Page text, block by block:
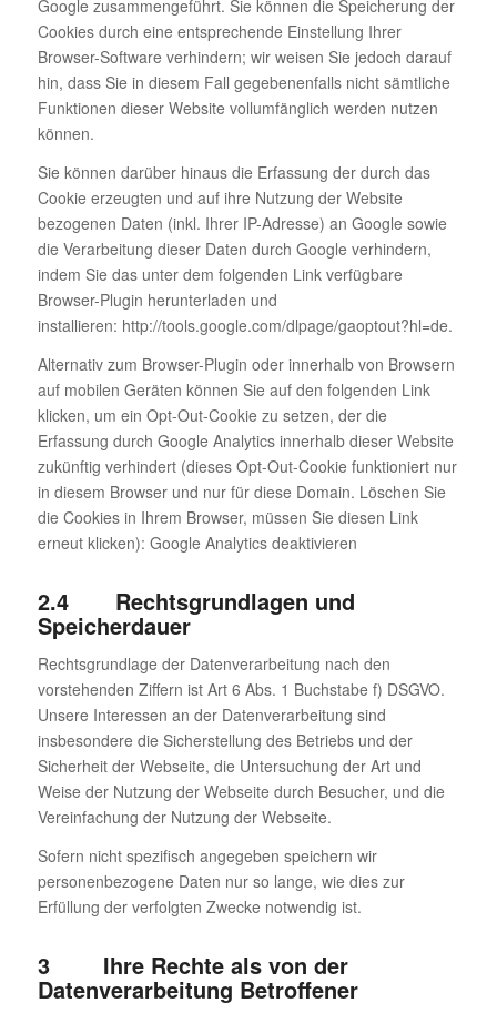
Google zusammengeführt. Sie können die Speicherung der
Cookies durch eine entsprechende Einstellung Ihrer
Browser-Software verhindern; wir weisen Sie jedoch darauf
hin, dass Sie in diesem Fall gegebenenfalls nicht sämtliche
Funktionen dieser Website vollumfänglich werden nutzen
können.
Sie können darüber hinaus die Erfassung der durch das
Cookie erzeugten und auf ihre Nutzung der Website
bezogenen Daten (inkl. Ihrer IP-Adresse) an Google sowie
die Verarbeitung dieser Daten durch Google verhindern,
indem Sie das unter dem folgenden Link verfügbare
Browser-Plugin herunterladen und
installieren: http://tools.google.com/dlpage/gaoptout?hl=de.
Alternativ zum Browser-Plugin oder innerhalb von Browsern
auf mobilen Geräten können Sie auf den folgenden Link
klicken, um ein Opt-Out-Cookie zu setzen, der die
Erfassung durch Google Analytics innerhalb dieser Website
zukünftig verhindert (dieses Opt-Out-Cookie funktioniert nur
in diesem Browser und nur für diese Domain. Löschen Sie
die Cookies in Ihrem Browser, müssen Sie diesen Link
erneut klicken): Google Analytics deaktivieren
2.4 Rechtsgrundlagen und
Speicherdauer
Rechtsgrundlage der Datenverarbeitung nach den
vorstehenden Ziffern ist Art 6 Abs. 1 Buchstabe f) DSGVO.
Unsere Interessen an der Datenverarbeitung sind
insbesondere die Sicherstellung des Betriebs und der
Sicherheit der Webseite, die Untersuchung der Art und
Weise der Nutzung der Webseite durch Besucher, und die
Vereinfachung der Nutzung der Webseite.
Sofern nicht spezifisch angegeben speichern wir
personenbezogene Daten nur so lange, wie dies zur
Erfüllung der verfolgten Zwecke notwendig ist.
3 Ihre Rechte als von der
Datenverarbeitung Betroffener